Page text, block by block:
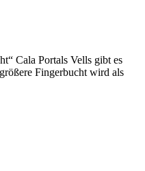
Cala Portals Vells gibt es
Fingerbucht wird als